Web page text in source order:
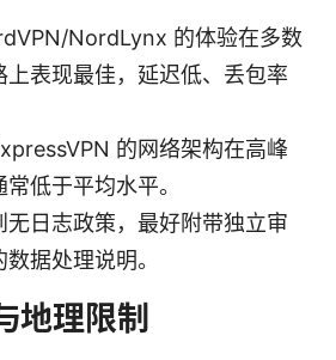
NordLynx 的体验在多数
上表现最佳，延迟低、丢包率
的网络架构在高峰
低于平均水平。
无日志政策，最好附带独立审
据处理说明。
地理限制